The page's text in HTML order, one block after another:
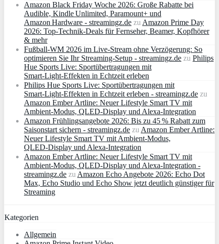
Amazon Black Friday Woche 2026: Große Rabatte bei
Audible, Kindle Unlimited, Paramount+ und
Amazon Hardware - streamingz.de zuAmazon Prime Day
2026: Top-Technik-Deals für Fernseher, Beamer, Kopfhörer
& mehr
Fußball-WM 2026 im Live-Stream ohne Verzögerung: So
optimieren Sie Ihr Streaming-Setup - streamingz.de zu Philips
Hue Sports Live: Sportübertragungen mit
Smart‑Light‑Effekten in Echtzeit erleben
Philips Hue Sports Live: Sportübertragungen mit
Smart‑Light‑Effekten in Echtzeit erleben - streamingz.de zu
Amazon Ember Artline: Neuer Lifestyle Smart TV mit
Ambient‑Modus, QLED‑Display und Alexa‑Integration
Amazon Frühlingsangebote 2026: Bis zu 45 % Rabatt zum
Saisonstart sichern - streamingz.de zuAmazon Ember Artline:
Neuer Lifestyle Smart TV mit Ambient‑Modus,
QLED‑Display und Alexa‑Integration
Amazon Ember Artline: Neuer Lifestyle Smart TV mit
Ambient‑Modus, QLED‑Display und Alexa‑Integration -
streamingz.de zuAmazon Echo Angebote 2026: Echo Dot
Max, Echo Studio und Echo Show jetzt deutlich günstiger für
Streaming
Kategorien
Allgemein